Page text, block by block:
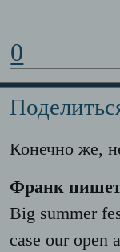
0
Конечно же,
Франк
Big summer
case our open